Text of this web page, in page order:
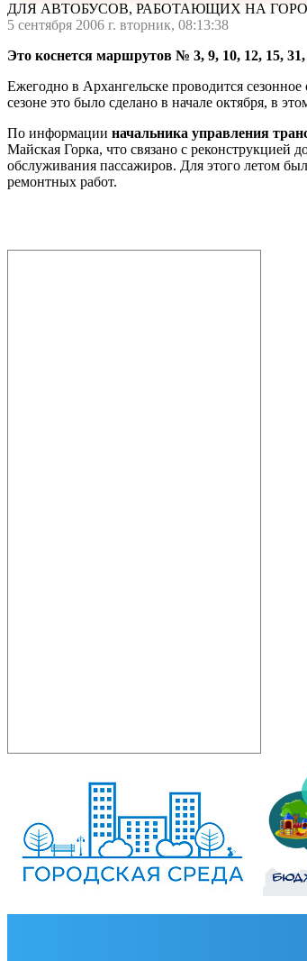
ДЛЯ АВТОБУСОВ, РАБОТАЮЩИХ НА
5 сентября 2006 г. вторник, 08:13:38
Это коснется маршрутов № 3, 9, 10, 12, 15,
Ежегодно в Архангельске проводится
сезоне это было сделано в начале октября, в
По информации начальника управления
Майская Горка, что связано с реконструкцией
обслуживания пассажиров. Для этого летом
ремонтных работ.